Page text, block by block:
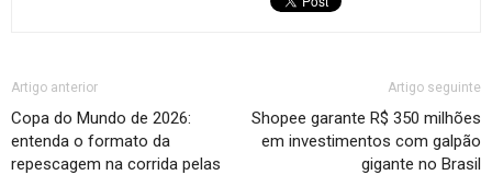
Artigo anterior
Copa do Mundo de 2026:
entenda o formato da
repescagem na corrida pelas
Artigo seguinte
Shopee garante R$ 350 milhões
em investimentos com galpão
gigante no Brasil